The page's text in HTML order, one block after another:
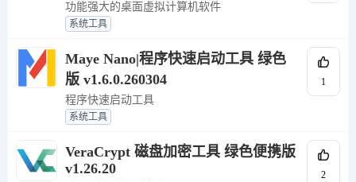
功能强大的桌面虚拟计算机软件
系统工具
Maye Nano|程序快速启动工具 绿色
版 v1.6.0.260304
程序快速启动工具
系统工具
1
VeraCrypt 磁盘加密工具 绿色便携版
v1.26.20
2